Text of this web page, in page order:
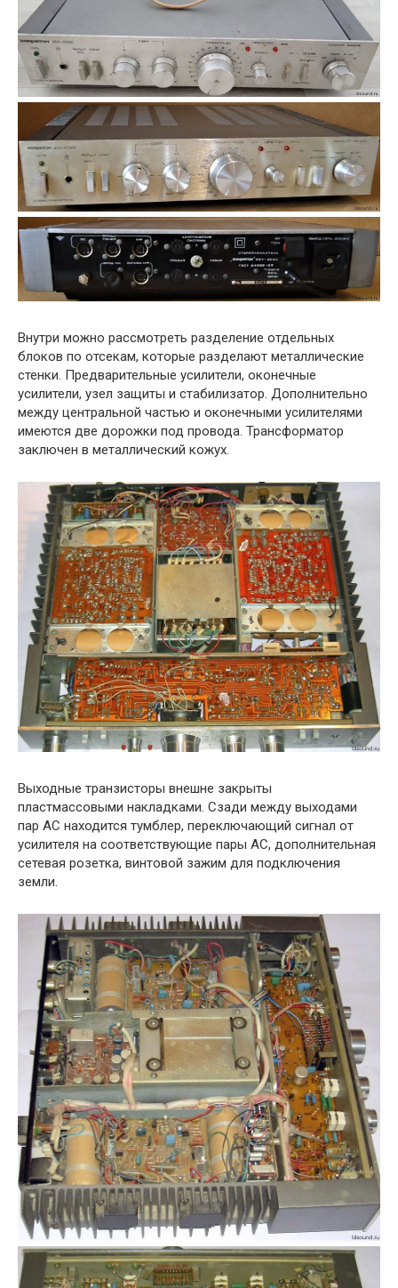
Внутри можно рассмотреть разделение отдельных
блоков по отсекам, которые разделают металлические
стенки. Предварительные усилители, оконечные
усилители, узел защиты и стабилизатор. Дополнительно
между центральной частью и оконечными усилителями
имеются две дорожки под провода. Трансформатор
заключен в металлический кожух.
Выходные транзисторы внешне закрыты
пластмассовыми накладками. Сзади между выходами
пар АС находится тумблер, переключающий сигнал от
усилителя на соответствующие пары АС, дополнительная
сетевая розетка, винтовой зажим для подключения
земли.